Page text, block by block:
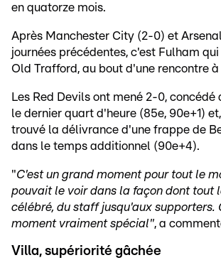
en quatorze mois.
Après Manchester City (2-0) et
journées précédentes, c'est Fulham
Old Trafford, au bout d'une rencontre à
Les Red Devils ont mené 2-0, concédé
le dernier quart d'heure (85e, 90e+1)
trouvé la délivrance d'une frappe de
dans le temps additionnel (90e+4).
"C'est un grand moment pour tout le
pouvait le voir dans la façon dont tout
célébré, du staff jusqu'aux supporters.
moment vraiment spécial", a
Villa, supériorité gâchée